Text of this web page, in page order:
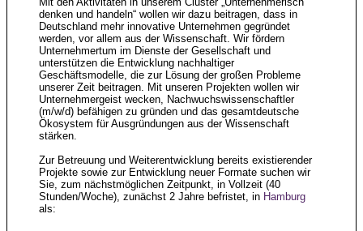
denken und handeln“ wollen wir dazu beitragen, dass in
Deutschland mehr innovative Unternehmen gegründet
werden, vor allem aus der Wissenschaft. Wir fördern
Unternehmertum im Dienste der Gesellschaft und
unterstützen die Entwicklung nachhaltiger
Geschäftsmodelle, die zur Lösung der großen Probleme
unserer Zeit beitragen. Mit unseren Projekten wollen wir
Unternehmergeist wecken, Nachwuchswissenschaftler
(m/w/d) befähigen zu gründen und das gesamtdeutsche
Ökosystem für Ausgründungen aus der Wissenschaft
stärken.
Zur Betreuung und Weiterentwicklung bereits existierender
Projekte sowie zur Entwicklung neuer Formate suchen wir
Sie, zum nächstmöglichen Zeitpunkt, in Vollzeit (40
Stunden/Woche), zunächst 2 Jahre befristet, in Hamburg
als: